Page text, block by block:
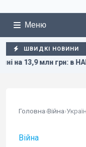
Меню
ШВИДКІ НОВИНИ
розкрили деталі
Головна›Війна›
Війна